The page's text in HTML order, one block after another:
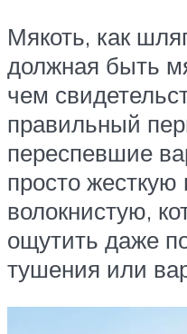
Мякоть, как
должная быть
чем
правильный
переспевшие
просто
волокнистую,
ощутить даже
тушения или